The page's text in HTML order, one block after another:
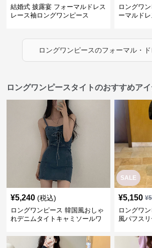
結婚式 披露宴 フォーマルドレス
レース袖ロングワンピース
ロングワ
ーマルド
ロングワンピースのフォーマル・ド
ロングワンピースタイトのおすすめア
¥5,240 (税込)
ロングワンピース 韓国風おしゃ
れデニムタイトキャミソールワ
SALE
¥5,150 ¥
ロングワ
風パフス